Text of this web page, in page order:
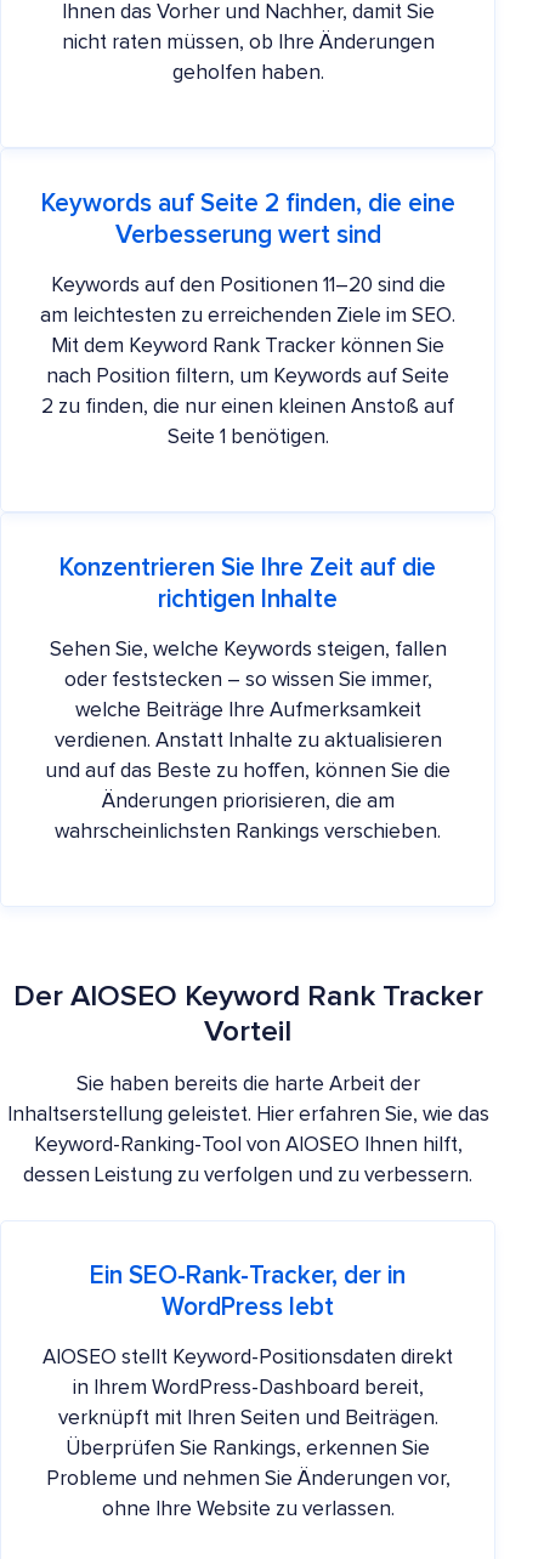
Ihnen das Vorher und Nachher, damit Sie
nicht raten müssen, ob Ihre Änderungen
geholfen haben.
Keywords auf Seite 2 finden, die eine
Verbesserung wert sind
Keywords auf den Positionen 11–20 sind die
am leichtesten zu erreichenden Ziele im SEO.
Mit dem Keyword Rank Tracker können Sie
nach Position filtern, um Keywords auf Seite
2 zu finden, die nur einen kleinen Anstoß auf
Seite 1 benötigen.
Konzentrieren Sie Ihre Zeit auf die
richtigen Inhalte
Sehen Sie, welche Keywords steigen, fallen
oder feststecken – so wissen Sie immer,
welche Beiträge Ihre Aufmerksamkeit
verdienen. Anstatt Inhalte zu aktualisieren
und auf das Beste zu hoffen, können Sie die
Änderungen priorisieren, die am
wahrscheinlichsten Rankings verschieben.
Der AIOSEO Keyword Rank Tracker
Vorteil
Sie haben bereits die harte Arbeit der
Inhaltserstellung geleistet. Hier erfahren Sie, wie das
Keyword-Ranking-Tool von AIOSEO Ihnen hilft,
dessen Leistung zu verfolgen und zu verbessern.
Ein SEO-Rank-Tracker, der in
WordPress lebt
AIOSEO stellt Keyword-Positionsdaten direkt
in Ihrem WordPress-Dashboard bereit,
verknüpft mit Ihren Seiten und Beiträgen.
Überprüfen Sie Rankings, erkennen Sie
Probleme und nehmen Sie Änderungen vor,
ohne Ihre Website zu verlassen.